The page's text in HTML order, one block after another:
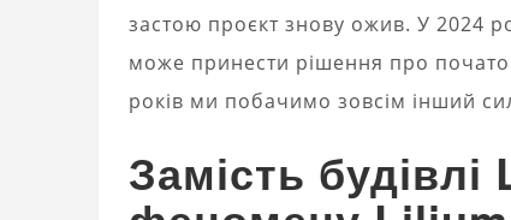
застою проєкт знову ожив. У 2024
може принести рішення про
років ми побачимо зовсім інший
Замість